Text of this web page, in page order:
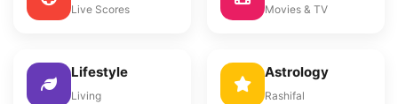
Live Scores Movies & TV
Lifestyle
Living
Astrology
Rashifal